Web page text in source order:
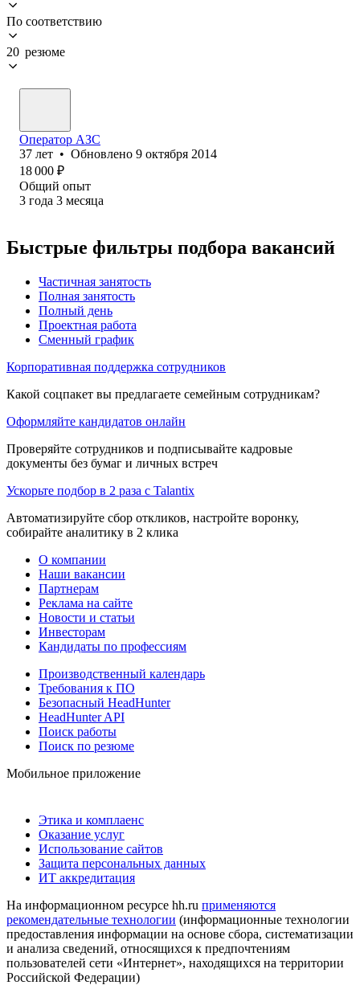
По соответствию
20 резюме
Оператор АЗС
37 лет • Обновлено 9 октября 2014
18 000 ₽
Общий опыт
3 года 3 месяца
Быстрые фильтры подбора вакансий
Частичная занятость
Полная занятость
Полный день
Проектная работа
Сменный график
Корпоративная поддержка сотрудников
Какой соцпакет вы предлагаете семейным сотрудникам?
Оформляйте кандидатов онлайн
Проверяйте сотрудников и подписывайте кадровые
документы без бумаг и личных встреч
Ускорьте подбор в 2 раза с Talantix
Автоматизируйте сбор откликов, настройте воронку,
собирайте аналитику в 2 клика
О компании
Наши вакансии
Партнерам
Реклама на сайте
Новости и статьи
Инвесторам
Кандидаты по профессиям
Производственный календарь
Требования к ПО
Безопасный HeadHunter
HeadHunter API
Поиск работы
Поиск по резюме
Мобильное приложение
Этика и комплаенс
Оказание услуг
Использование сайтов
Защита персональных данных
ИТ аккредитация
На информационном ресурсе hh.ru применяются
рекомендательные технологии (информационные технологии
предоставления информации на основе сбора, систематизации
и анализа сведений, относящихся к предпочтениям
пользователей сети «Интернет», находящихся на территории
Российской Федерации)